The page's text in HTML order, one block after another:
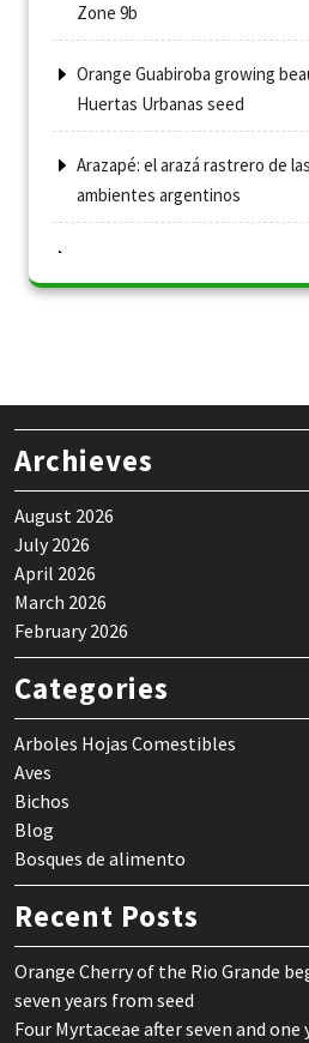
Zone 9b
Orange Guabiroba growing
Huertas Urbanas seed
Arazapé: el arazá rastrero de
ambientes argentinos
Archieves
August 2026
July 2026
April 2026
March 2026
February 2026
Categories
Arboles Hojas Comestibles
Aves
Bichos
Blog
Bosques de alimento
Recent Posts
Orange Cherry of the Rio Grande
seven years from seed
Four Myrtaceae after seven and one